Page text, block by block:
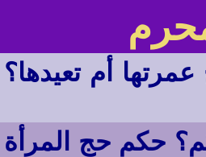
أم تعيدها؟
حكم حج المرأة